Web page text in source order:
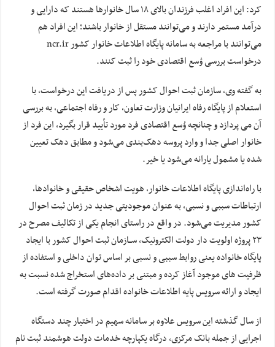
کرد: این افراد اغلب فرزندان بالای ۱۸ سال خانوارها هستند که دارایی و
درآمد مستمر دارند و می‌توانند مستقل از خانوار باشند؛ این افراد هم
می‌توانند با مراجعه به سامانه پایگاه اطلاعات خانوار کشور ncr.ir
درخواست بررسی وُسع اقتصادی خود را ثبت کنند.
به گفته وی، سازمان ثبت احوال کشور پس از دریافت این درخواست، با
استعلام از پایگاه رفاه ایرانیان وزارت تعاون، کار و رفاه اجتماعی، به بررسی
آن می پردازد و چنانچه وُسع اقتصادی فرد مورد تأیید قرار بگیرد، این فرد از
خانوار اصلی جدا و وارد پروسه دهک‌بندی می‌شود و مطابق دهک تعیین
شده یا مشمول یارانه می‌شود یا خیر.
با راه‌اندازی پایگاه اطلاعات خانوار، هویت اشخاص حقیقی و خانوادها،
ارتباطات سببی و نسبی، به عنوان موجودیتی جدید در زمان ثبت احوال
کشور مدیریت می‌شود. در واقع در راستای انجام یکی از تکالیف مصرح در
۲۳ پروژه اولویت دار دولت الکترونیک، ســازمان ثبت احوال کشور با ایجاد
پایگاه خانواده یعنی روابط سببی و نسبی بر اساس توان داخلی و استفاده از
ظرفیت های موجود آغاز کرده و مبتنی بر داده‌های استخراج شده نسبت به
ایجاد و ارائه سرویس پایه اطلاعات خانواده اقدام صورت گرفته است.
از سال گذشته این سرویس علاوه بر سامانه سهیم در اختیار چند دستگاه
اجرایی از جمله بانک مرکزی، درگاه یکپارچه خدمات دولت هوشمند ثبت نام